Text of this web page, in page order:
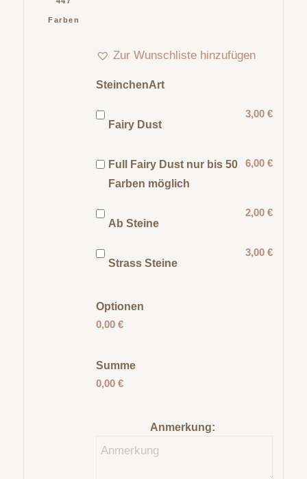
Farben
Zur Wunschliste hinzufügen
SteinchenArt
Fairy Dust
3,00 €
Full Fairy Dust nur bis 50
Farben möglich
6,00 €
Ab Steine
2,00 €
Strass Steine
3,00 €
Optionen
0,00 €
Summe
0,00 €
Anmerkung: